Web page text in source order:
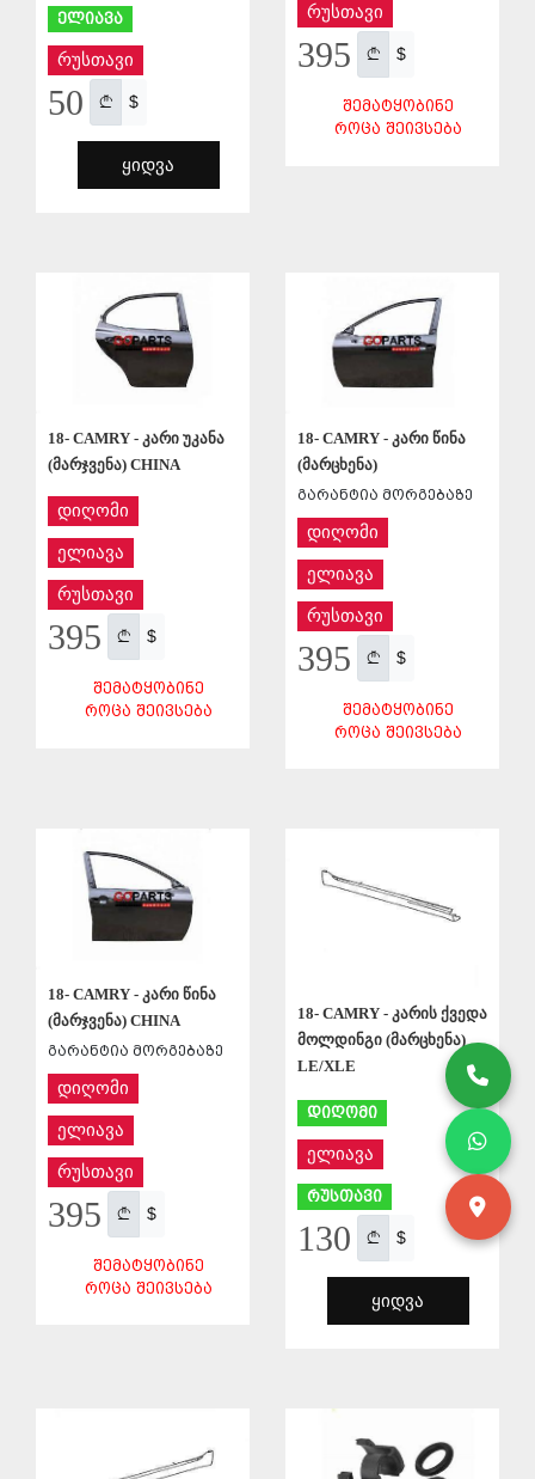
ელიავა
რუსთავი
50 $
ᲧᲘᲓᲕᲐ
რუსთავი
395 $
ᲨᲔᲛᲐᲢᲧᲝᲑᲘᲜᲔ
ᲠᲝᲪᲐ ᲨᲔᲘᲕᲡᲔᲑᲐ
18- CAMRY - კარი უკანა
(მარჯვენა) CHINA
დიღომი
ელიავა
რუსთავი
395 $
ᲨᲔᲛᲐᲢᲧᲝᲑᲘᲜᲔ
ᲠᲝᲪᲐ ᲨᲔᲘᲕᲡᲔᲑᲐ
18- CAMRY - კარი წინა
(მარცხენა)
გარანტია მორგებაზე
დიღომი
ელიავა
რუსთავი
395 $
ᲨᲔᲛᲐᲢᲧᲝᲑᲘᲜᲔ
ᲠᲝᲪᲐ ᲨᲔᲘᲕᲡᲔᲑᲐ
18- CAMRY - კარი წინა
(მარჯვენა) CHINA
გარანტია მორგებაზე
დიღომი
ელიავა
რუსთავი
395 $
ᲨᲔᲛᲐᲢᲧᲝᲑᲘᲜᲔ
ᲠᲝᲪᲐ ᲨᲔᲘᲕᲡᲔᲑᲐ
18- CAMRY - კარის ქვედა
მოლდინგი (მარცხენა)
LE/XLE
დიღომი
ელიავა
რუსთავი
130 $
ᲧᲘᲓᲕᲐ